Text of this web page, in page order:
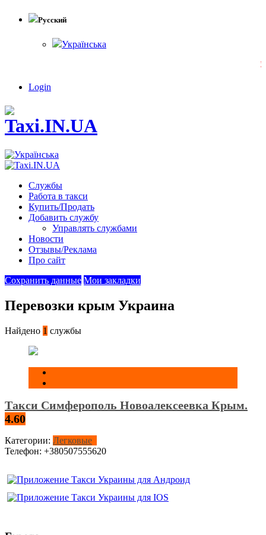
Русский
Українська
Login
Службы
Работа в такси
Купить/Продать
Добавить службу
Управлять службами
Новости
Отзывы/Реклама
Про сайт
Сохранить данные Мои закладки
Перевозки крым Украина
Найдено 1 службы
Такси Симферополь Новоалексеевка Крым.
4.60
Категории: Легковые
Телефон: +380507555620